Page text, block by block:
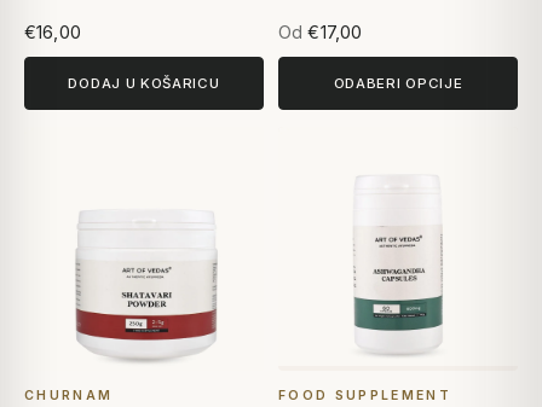
€16,00
DODAJ U KOŠARICU
Od €17,00
ODABERI OPCIJE
CHURNAM FOOD SUPPLEMENT